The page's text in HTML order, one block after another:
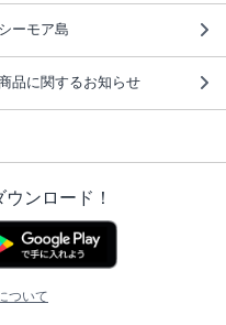
シーモア島
品に関するお知らせ
ンロード！
ついて